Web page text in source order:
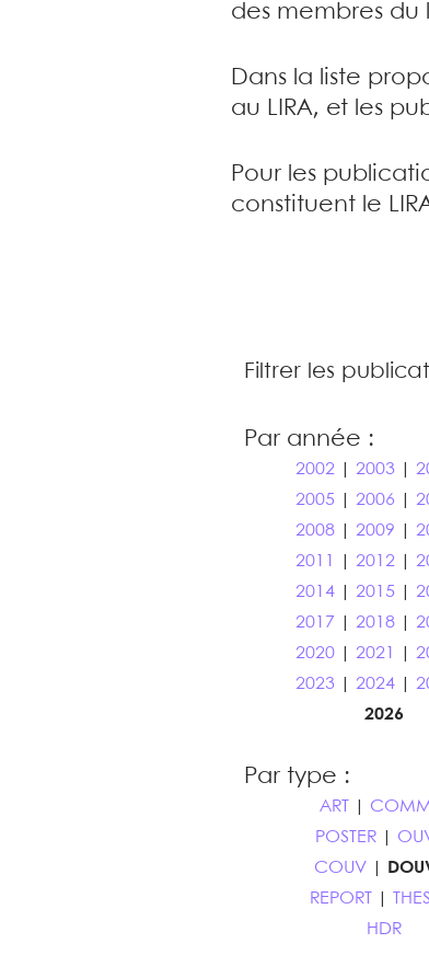
des membres du
Dans la liste
au LIRA, et les
Pour les
constituent le
Filtrer les
Par année :
2002 |2003 |
2005 |2006 |
2008 |2009 |
2011
|2012 |
2014 |2015 |
2017 |2018 |
2020 |2021 |
2023 |2024 |
2026
Par type :
ART
POSTER
COUV
REPORT
HDR